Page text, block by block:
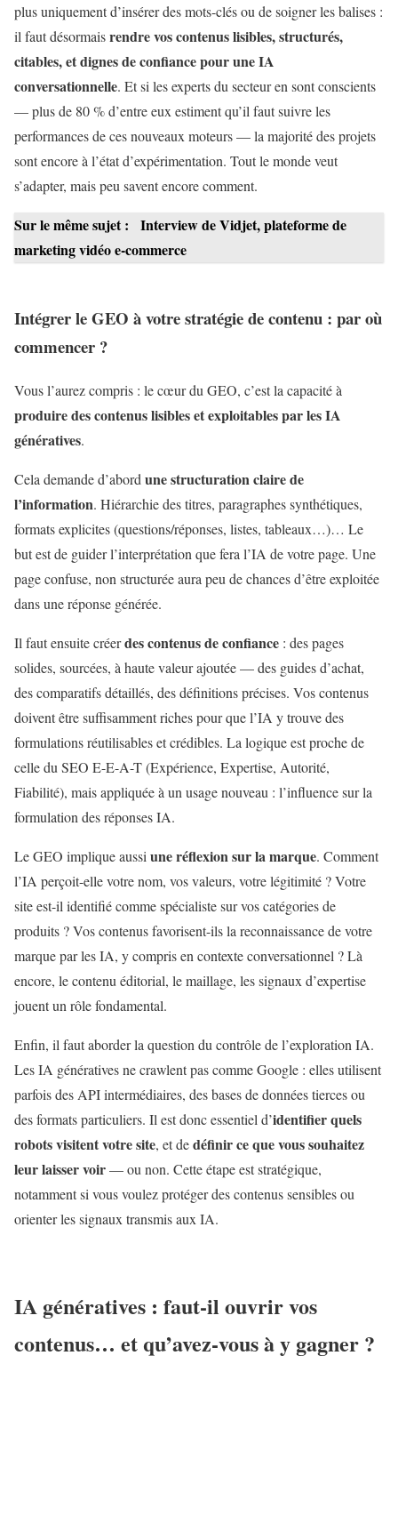
plus uniquement d’insérer des mots-clés ou de soigner les balises :
il faut désormaisrendre vos contenus lisibles, structurés,
citables, et dignes de confiance pour une IA
conversationnelle. Et si les experts du secteur en sont conscients
— plus de 80 % d’entre eux estiment qu’il faut suivre les
performances de ces nouveaux moteurs — la majorité des projets
sont encore à l’état d’expérimentation. Tout le monde veut
s’adapter, mais peu savent encore comment.
Sur le même sujet :
Interview de Vidjet, plateforme de
marketing vidéo e-commerce
Intégrer le GEO à votre stratégie de contenu : par où
commencer ?
Vous l’aurez compris : le cœur du GEO, c’est la capacité à
produire des contenus lisibles et exploitables par les IA
génératives.
Cela demande d’abord une structuration claire de
l’information. Hiérarchie des titres, paragraphes synthétiques,
formats explicites (questions/réponses, listes, tableaux…)… Le
but est de guider l’interprétation que fera l’IA de votre page. Une
page confuse, non structurée aura peu de chances d’être exploitée
dans une réponse générée.
Il faut ensuite créerdes contenus de confiance : des pages
solides, sourcées, à haute valeur ajoutée — des guides d’achat,
des comparatifs détaillés, des définitions précises. Vos contenus
doivent être suffisamment riches pour que l’IA y trouve des
formulations réutilisables et crédibles. La logique est proche de
celle du SEO E-E-A-T (Expérience, Expertise, Autorité,
Fiabilité), mais appliquée à un usage nouveau : l’influence sur la
formulation des réponses IA.
Le GEO implique aussi une réflexion sur la marque. Comment
l’IA perçoit-elle votre nom, vos valeurs, votre légitimité ? Votre
site est-il identifié comme spécialiste sur vos catégories de
produits ? Vos contenus favorisent-ils la reconnaissance de votre
marque par les IA, y compris en contexte conversationnel ? Là
encore, le contenu éditorial, le maillage, les signaux d’expertise
jouent un rôle fondamental.
Enfin, il faut aborder la question du contrôle de l’exploration IA.
Les IA génératives ne crawlent pas comme Google : elles utilisent
parfois des API intermédiaires, des bases de données tierces ou
des formats particuliers. Il est donc essentiel d’identifier quels
robots visitent votre site, et dedéfinir ce que vous souhaitez
leur laisser voir— ou non. Cette étape est stratégique,
notamment si vous voulez protéger des contenus sensibles ou
orienter les signaux transmis aux IA.
IA génératives : faut-il ouvrir vos
contenus… et qu’avez-vous à y gagner ?